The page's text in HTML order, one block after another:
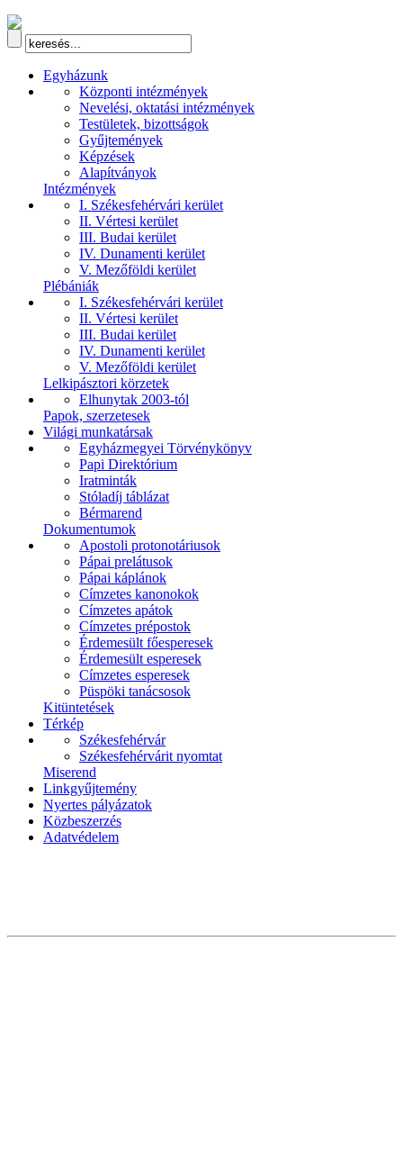
Egyházunk
Központi intézmények
Nevelési, oktatási intézmények
Testületek, bizottságok
Gyűjtemények
Képzések
Alapítványok
Intézmények
I. Székesfehérvári kerület
II. Vértesi kerület
III. Budai kerület
IV. Dunamenti kerület
V. Mezőföldi kerület
Plébániák
I. Székesfehérvári kerület
II. Vértesi kerület
III. Budai kerület
IV. Dunamenti kerület
V. Mezőföldi kerület
Lelkipásztori körzetek
Elhunytak 2003-tól
Papok, szerzetesek
Világi munkatársak
Egyházmegyei Törvénykönyv
Papi Direktórium
Iratminták
Stóladíj táblázat
Bérmarend
Dokumentumok
Apostoli protonotáriusok
Pápai prelátusok
Pápai káplánok
Címzetes kanonokok
Címzetes apátok
Címzetes prépostok
Érdemesült főesperesek
Érdemesült esperesek
Címzetes esperesek
Püspöki tanácsosok
Kitüntetések
Térkép
Székesfehérvár
Székesfehérvárit nyomtat
Miserend
Linkgyűjtemény
Nyertes pályázatok
Közbeszerzés
Adatvédelem